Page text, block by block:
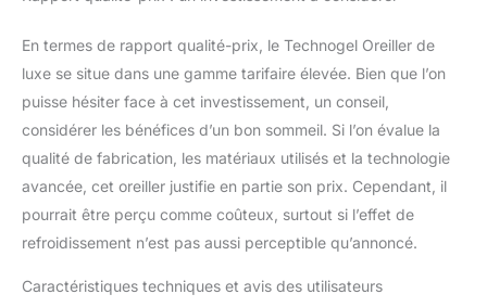
tranquillité d'esprit
pendant que vous
dormez. Matériaux de
qualité supérieure et sûrs
rafraîchissant Technogel
VIVE Contour dispose
d'une mousse à mémoire
de forme certifiée
conception de détection
En termes de rapport qualité-prix, le Technogel Oreiller de
luxe se situe dans une gamme tarifaire élevée. Bien que l’on
puisse hésiter face à cet investissement, un conseil,
considérer les bénéfices d’un bon sommeil. Si l’on évalue la
qualité de fabrication, les matériaux utilisés et la technologie
avancée, cet oreiller justifie en partie son prix. Cependant, il
pourrait être perçu comme coûteux, surtout si l’effet de
refroidissement n’est pas aussi perceptible qu’annoncé.
Caractéristiques techniques et avis des utilisateurs